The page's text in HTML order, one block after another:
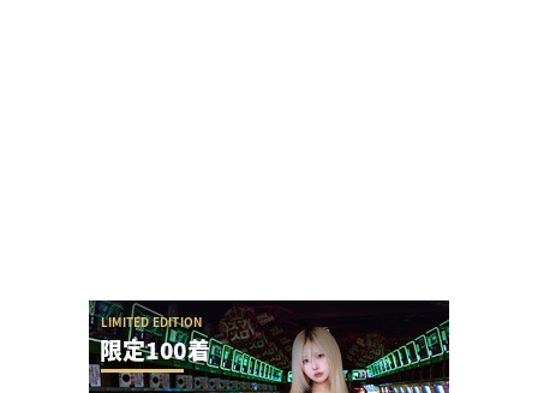
ホール関係者「SAO夜空もっと動くと思ってた
し、SEED2もっと悲惨だと思ってた、現実は難...